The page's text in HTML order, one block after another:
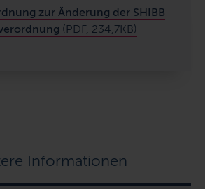
zur Änderung der SHIBB
(PDF, 234,7KB)
Informationen